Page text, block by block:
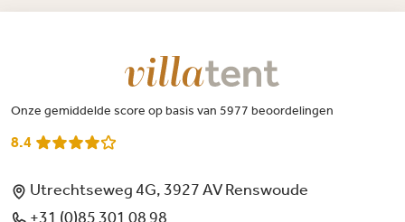
Onze gemiddelde score op basis van 5977 beoordelingen
8.4
Utrechtseweg 4G, 3927 AV Renswoude
+31 (0)85 301 08 98